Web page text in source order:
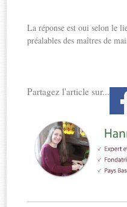
La réponse est oui selon le
préalables des maîtres de
Partagez l'article sur...